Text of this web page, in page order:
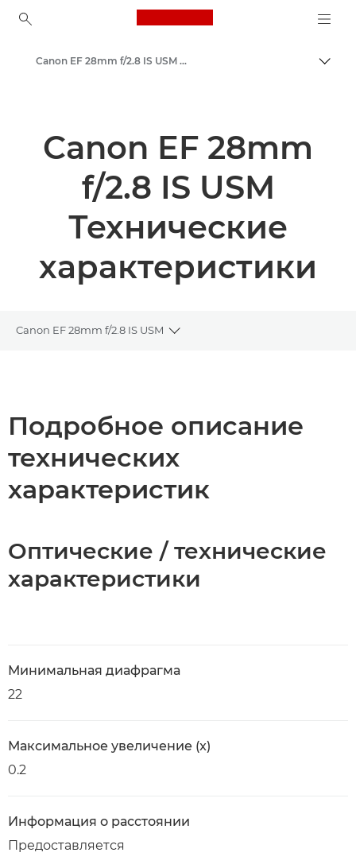
Canon Logo, back to
Canon EF 28mm f/2.8 IS USM - Объективы - Камера и фотообъективы
Canon EF 28mm
f/2.8 IS USM
Технические
характеристики
Canon EF 28mm f/2.8 IS USM
Toggle breadcrumbs
Подробное описание
технических
характеристик
Оптические / технические
характеристики
Минимальная диафрагма
22
Максимальное увеличение (x)
0.2
Информация о расстоянии
Предоставляется